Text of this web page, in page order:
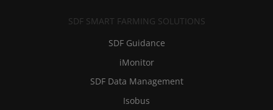
SDF SMART FARMING SOLUTIONS
SDF Guidance
iMonitor
SDF Data Management
Isobus